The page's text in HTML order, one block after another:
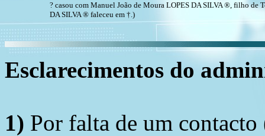
? casou com Manuel João de Moura LOPES DA SILVA ®, filho
DA SILVA ® faleceu em †.)
Esclarecimentos do
1) Por falta de um